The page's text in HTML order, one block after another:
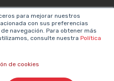
para mejorar nuestros
con sus preferencias
navegación. Para obtener más
consulte nuestra Política
de cookies
LEGAL
Política de privacidad